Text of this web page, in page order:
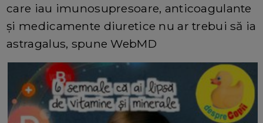
care iau imunosupresoare, anticoagulante
și medicamente diuretice nu ar trebui să ia
astragalus, spune WebMD